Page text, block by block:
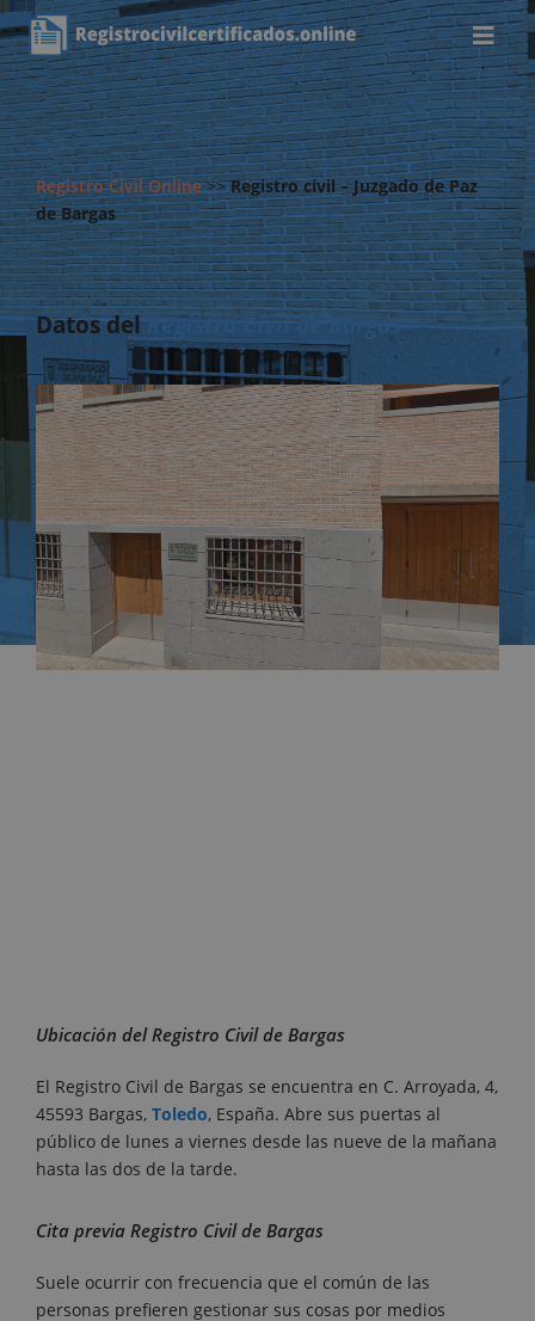
Registro Civil Online>>Registro civil – Juzgado de Paz
de Bargas
Datos delRegistro Civil de Bargas
Ubicación del Registro Civil de Bargas
El Registro Civil de Bargas se encuentra en C. Arroyada, 4,
45593 Bargas, Toledo, España. Abre sus puertas al
público de lunes a viernes desde las nueve de la mañana
hasta las dos de la tarde.
Cita previa Registro Civil de Bargas
Suele ocurrir con frecuencia que el común de las
personas prefieren gestionar sus cosas por medios